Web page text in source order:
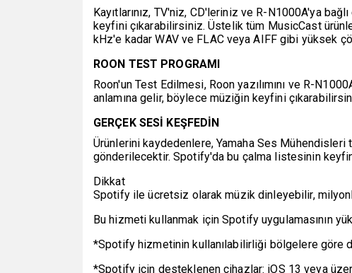
Kayıtlarınız, TV'niz, CD'leriniz ve R-N1000A'ya
keyfini çıkarabilirsiniz. Üstelik tüm MusicCast
kHz'e kadar WAV ve FLAC veya AIFF gibi yüksek
ROON TEST PROGRAMI
Roon'un Test Edilmesi, Roon yazılımını ve R-
anlamına gelir, böylece müziğin keyfini
GERÇEK SESİ KEŞFEDİN
Ürünlerini kaydedenlere, Yamaha Ses Mühendisleri
gönderilecektir. Spotify'da bu çalma listesinin
Dikkat
Spotify ile ücretsiz olarak müzik dinleyebilir,
Bu hizmeti kullanmak için Spotify uygulamasının
*Spotify hizmetinin kullanılabilirliği bölgelere göre
*Spotify için desteklenen cihazlar: iOS 13 veya